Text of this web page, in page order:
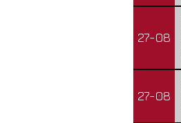
27-08
27-08